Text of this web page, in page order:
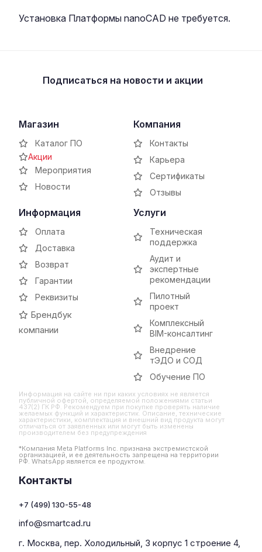
Установка Платформы nanoCAD не требуется.
Подписаться на новости и акции
Магазин
Каталог ПО
Акции
Мероприятия
Новости
Компания
Контакты
Карьера
Сертификаты
Отзывы
Информация
Оплата
Доставка
Возврат
Гарантии
Реквизиты
Брендбук
компании
Услуги
Техническая
поддержка
Аудит и
экспертные
рекомендации
Пилотный
проект
Комплексный
BIM-консалтинг
Внедрение
тЭДО и СОД
Обучение ПО
Информация на сайте ни при каких условиях не является
публичной офертой, определяемой положениями статьи
437(2) ГК РФ. Рекомендуем при покупке проверять наличие
желаемых функций и характеристик. Описание, технические
характеристики, комплектация и внешний вид продукта могут
отличаться от заявленных или могут быть изменены
производителем без предупреждения
*Компания Meta Platforms Inc. признана экстремистской
организацией, и ее деятельность запрещена на территории
РФ. WhatsApp является ее продуктом.
Контакты
+7 (499) 130-55-48
info@smartcad.ru
г. Москва, пер. Холодильный, 3 корпус 1 строение 4,